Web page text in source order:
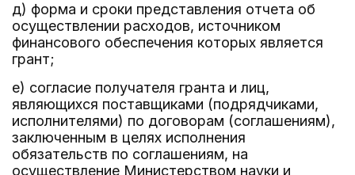
д) форма и сроки представления отчета об
осуществлении расходов, источником
финансового обеспечения которых является
грант;
е) согласие получателя гранта и лиц,
являющихся поставщиками (подрядчиками,
исполнителями) по договорам (соглашениям),
заключенным в целях исполнения
обязательств по соглашениям, на
осуществление Министерством науки и